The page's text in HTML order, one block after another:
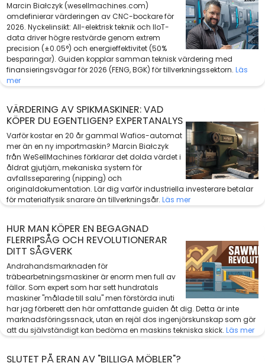
Marcin Białczyk (wesellmachines.com)
omdefinierar värderingen av CNC-bockare för
2026. Nyckelinsikt: All-elektrisk teknik och IIoT-
data driver högre restvärde genom extrem
precision (±0.05°) och energieffektivitet (50%
besparingar). Guiden kopplar samman teknisk värdering med
finansieringsvägar för 2026 (FENG, BGK) för tillverkningssektorn. Läs
mer
VÄRDERING AV SPIKMASKINER: VAD
KÖPER DU EGENTLIGEN? EXPERTANALYS
Varför kostar en 20 år gammal Wafios-automat
mer än en ny importmaskin? Marcin Białczyk
från WeSellMachines förklarar det dolda värdet i
åldrat gjutjärn, mekaniska system för
avfallsseparering (nipping) och
originaldokumentation. Lär dig varför industriella investerare betalar
för materialfysik snarare än tillverkningsår. Läs mer
HUR MAN KÖPER EN BEGAGNAD
FLERRIPSÅG OCH REVOLUTIONERAR
DITT SÅGVERK
Andrahandsmarknaden för
träbearbetningsmaskiner är enorm men full av
fällor. Som expert som har sett hundratals
maskiner "målade till salu" men förstörda inuti
har jag förberett den här omfattande guiden åt dig. Detta är inte
marknadsföringssnack, utan en rejäl dos ingenjörskunskap som gör
att du självständigt kan bedöma en maskins tekniska skick. Läs mer
SLUTET PÅ ERAN AV "BILLIGA MÖBLER"?